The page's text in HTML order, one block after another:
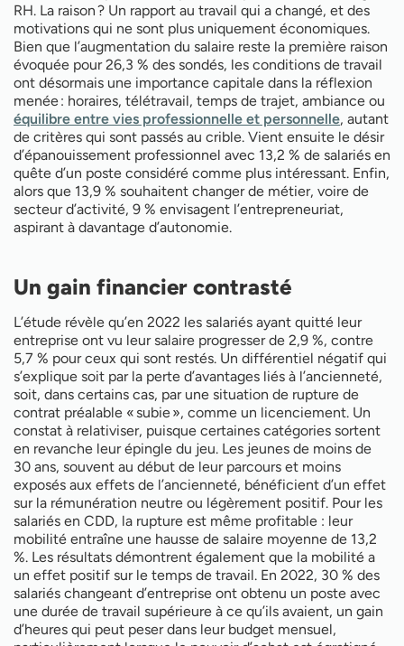
RH. La raison ? Un rapport au travail qui a changé, et des
motivations qui ne sont plus uniquement économiques.
Bien que l’augmentation du salaire reste la première raison
évoquée pour 26,3 % des sondés, les conditions de travail
ont désormais une importance capitale dans la réflexion
menée : horaires, télétravail, temps de trajet, ambiance ou
équilibre entre vies professionnelle et personnelle, autant
de critères qui sont passés au crible. Vient ensuite le désir
d’épanouissement professionnel avec 13,2 % de salariés en
quête d’un poste considéré comme plus intéressant. Enfin,
alors que 13,9 % souhaitent changer de métier, voire de
secteur d’activité, 9 % envisagent l’entrepreneuriat,
aspirant à davantage d’autonomie.
Un gain financier contrasté
L’étude révèle qu’en 2022 les salariés ayant quitté leur
entreprise ont vu leur salaire progresser de 2,9 %, contre
5,7 % pour ceux qui sont restés. Un différentiel négatif qui
s’explique soit par la perte d’avantages liés à l’ancienneté,
soit, dans certains cas, par une situation de rupture de
contrat préalable « subie », comme un licenciement. Un
constat à relativiser, puisque certaines catégories sortent
en revanche leur épingle du jeu. Les jeunes de moins de
30 ans, souvent au début de leur parcours et moins
exposés aux effets de l’ancienneté, bénéficient d’un effet
sur la rémunération neutre ou légèrement positif. Pour les
salariés en CDD, la rupture est même profitable : leur
mobilité entraîne une hausse de salaire moyenne de 13,2
%. Les résultats démontrent également que la mobilité a
un effet positif sur le temps de travail. En 2022, 30 % des
salariés changeant d’entreprise ont obtenu un poste avec
une durée de travail supérieure à ce qu’ils avaient, un gain
d’heures qui peut peser dans leur budget mensuel,